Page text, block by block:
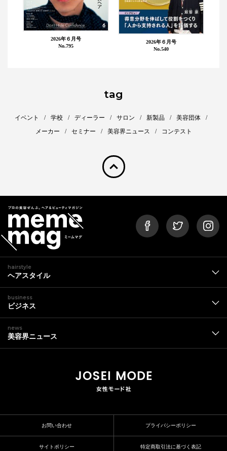
2026年６月号
No.795
2026年６月号
No.540
tag
イベント 学校 ディーラー サロン 新製品
美容団体
メーカー
セミナー 美容界ニュース コンテスト
pagetop
hairstyle
ヘアスタイル
business
ビジネス
news
美容界ニュース
お問い合わせ プライバシーポリシー
サイトポリシー 特定商取引法に基づく表記